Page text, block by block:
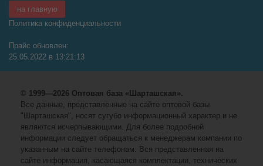
на главную
Политика конфиденциальности
Прайс обновлен:
25.05.2022 в 13:21:13
© 1999—2026 Оптовая база «Шарташская».
Все данные, представленные на сайте оптовой базы
"Шарташская", носят сугубо информационный характер и не
являются исчерпывающими. Для более подробной
информации следует обращаться к менеджерам компании по
указанным на сайте телефонам. Вся представленная на
сайте информация, касающаяся комплектации, технических